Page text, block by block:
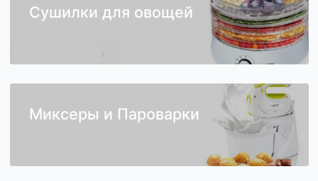
Сушилки для овощей
Миксеры и Пароварки